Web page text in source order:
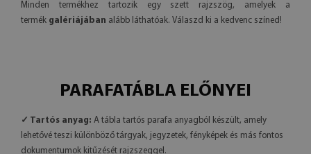
Minden termékhez tartozik egy szett rajzszög, amelyek a
termék galériájában alább láthatóak. Válaszd ki a kedvenc színed!
PARAFATÁBLA ELŐNYEI
✓ Tartós anyag: A tábla tartós parafa anyagból készült, amely
lehetővé teszi különböző tárgyak, jegyzetek, fényképek és más fontos
dokumentumok kitűzését rajzszeggel.